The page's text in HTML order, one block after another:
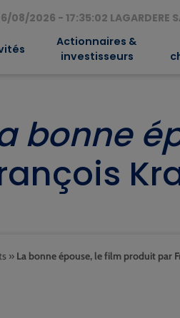
08/2026 - 17:35:02 LAGARDERE
Actionnaires &
investisseurs
bonne
» La bonne épouse, le film produit par